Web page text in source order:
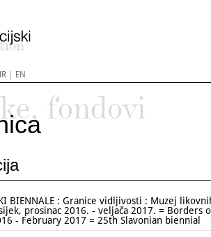
| EN
fondovi
BIENNALE : Granice vidljivosti : Muzej
prosinac 2016. - veljača 2017. = Borders
- February 2017 = 25th Slavonian biennial